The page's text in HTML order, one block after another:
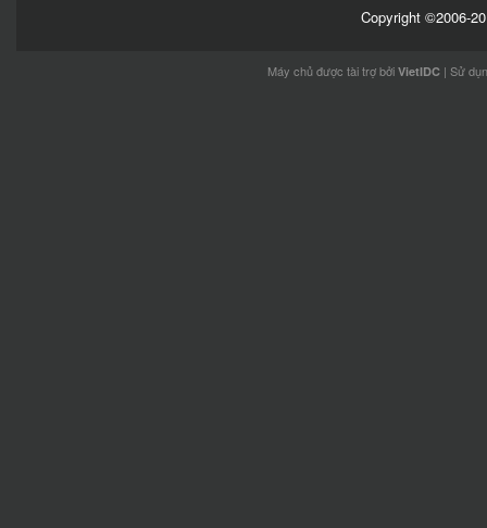
Copyright ©2006-
Máy chủ được tài trợ bởi VietIDC | Sử